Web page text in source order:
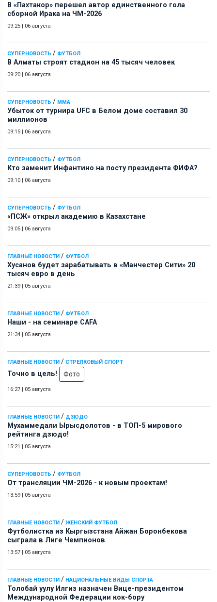
В «Пахтакор» перешел автор единственного гола
сборной Ирака на ЧМ-2026
09:25 | 06 августа
СУПЕРНОВОСТЬ / ФУТБОЛ
В Алматы строят стадион на 45 тысяч человек
09:20 | 06 августа
СУПЕРНОВОСТЬ / ММА
Убыток от турнира UFC в Белом доме составил 30
миллионов
09:15 | 06 августа
СУПЕРНОВОСТЬ / ФУТБОЛ
Кто заменит Инфантино на посту президента ФИФА?
09:10 | 06 августа
СУПЕРНОВОСТЬ / ФУТБОЛ
«ПСЖ» открыл академию в Казахстане
09:05 | 06 августа
ГЛАВНЫЕ НОВОСТИ / ФУТБОЛ
Хусанов будет зарабатывать в «Манчестер Сити» 20
тысяч евро в день
21:39 | 05 августа
ГЛАВНЫЕ НОВОСТИ / ФУТБОЛ
Наши - на семинаре СAFA
21:34 | 05 августа
ГЛАВНЫЕ НОВОСТИ / СТРЕЛКОВЫЙ СПОРТ
Точно в цель! Фото
16:27 | 05 августа
ГЛАВНЫЕ НОВОСТИ / ДЗЮДО
Мухаммедали Ырысдолотов - в ТОП-5 мирового
рейтинга дзюдо!
15:21 | 05 августа
СУПЕРНОВОСТЬ / ФУТБОЛ
От трансляции ЧМ-2026 - к новым проектам!
13:59 | 05 августа
ГЛАВНЫЕ НОВОСТИ / ЖЕНСКИЙ ФУТБОЛ
Футболистка из Кыргызстана Айжан Боронбекова
сыграла в Лиге Чемпионов
13:57 | 05 августа
ГЛАВНЫЕ НОВОСТИ / НАЦИОНАЛЬНЫЕ ВИДЫ СПОРТА
Толобай уулу Илгиз назначен Вице-президентом
Международной Федерации кок-бору